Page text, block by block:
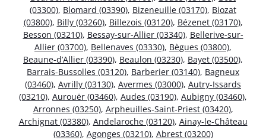
(03300), Blomard (03390), Bizeneuille (03170), Biozat
(03800), Billy (03260), Billezois (03120), Bézenet (03170),
Besson (03210), Bessay-sur-Allier (03340), Bellerive-sur-
Allier (03700), Bellenaves (03330), Bègues (03800),
Beaune-d’Allier (03390), Beaulon (03230), Bayet (03500),
Barrais-Bussolles (03120), Barberier (03140), Bagneux
(03460), Avrilly (03130), Avermes (03000), Autry-Issards
(03210), Aurouër (03460), Audes (03190), Aubigny (03460),
Arronnes (03250), Arpheuilles-Saint-Priest (03420),
Archignat (03380), Andelaroche (03120), Ainay-le-Château
(03360), Agonges (03210), Abrest (03200)